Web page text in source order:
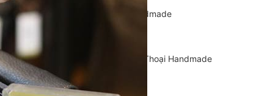
Dây Thắt Lưng Da Handmade
Bao Da, Ốp Lưng Điện Thoại Handmade
Chế tác đồ da